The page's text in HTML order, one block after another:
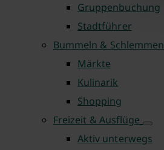
Gruppenbuchung
Stadtführer
Bummeln & Schlemmen
Märkte
Kulinarik
Shopping
Freizeit & Ausflüge
Aktiv unterwegs